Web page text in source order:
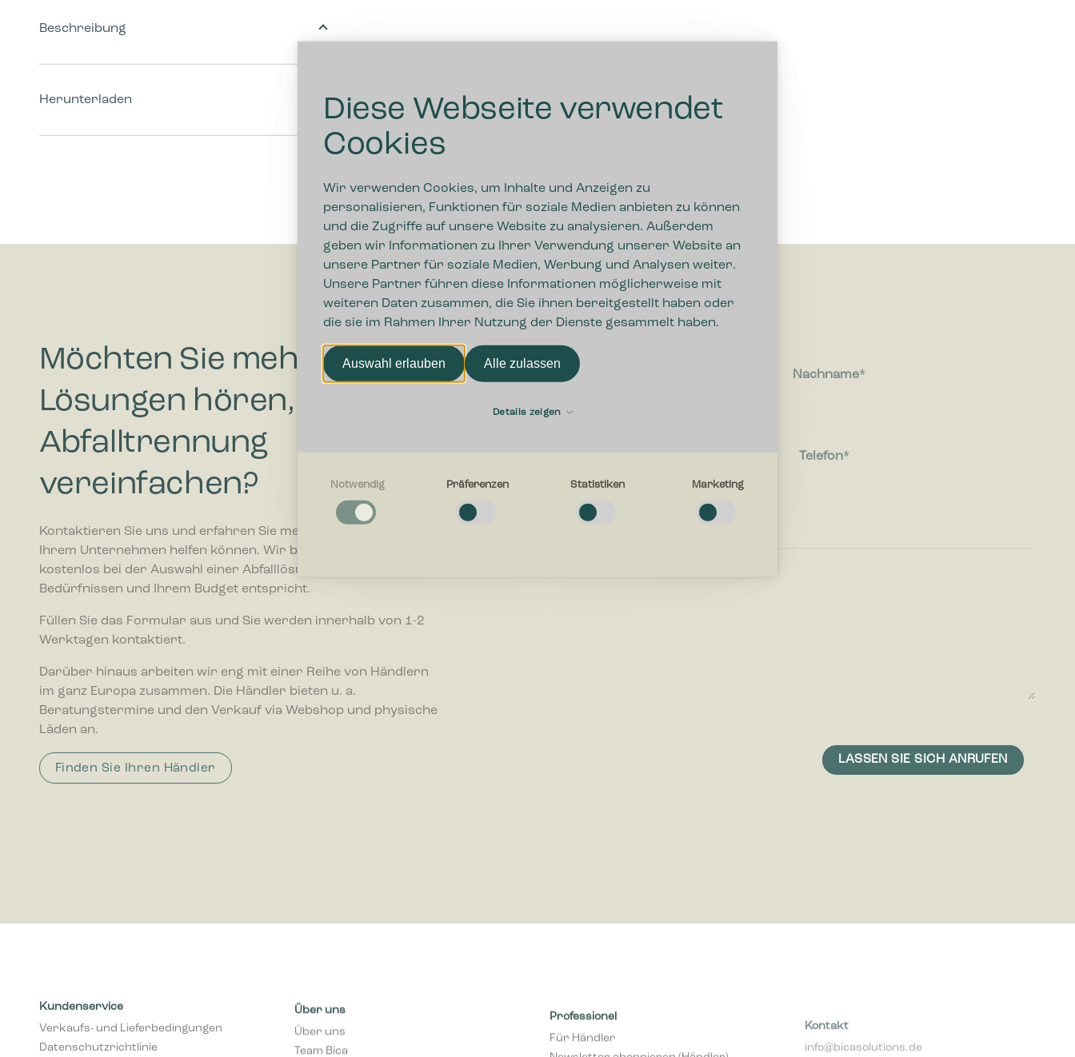
Diese Webseite verwendet
Cookies
Wir verwenden Cookies, um Inhalte und Anzeigen zu
personalisieren, Funktionen für soziale Medien anbieten zu können
und die Zugriffe auf unsere Website zu analysieren. Außerdem
geben wir Informationen zu Ihrer Verwendung unserer Website an
unsere Partner für soziale Medien, Werbung und Analysen weiter.
Unsere Partner führen diese Informationen möglicherweise mit
weiteren Daten zusammen, die Sie ihnen bereitgestellt haben oder
die sie im Rahmen Ihrer Nutzung der Dienste gesammelt haben.
Auswahl erlauben Alle zulassen
Details zeigen
Notwendig
Notwendige Cookies helfen dabei, eine Webseite nutzbar zu machen, indem sie
beeinflussen, wie sich eine Webseite verhält oder aussieht, wie z. B. Ihre bevorzugte Sprache
Statistiken
Statistik-Cookies helfen Webseiten-Besitzern zu verstehen, wie Besucher mit Webseiten
interagieren, indem Informationen anonym gesammelt und gemeldet werden.
Notwendig Präferenzen Statistiken Marketing
Beschreibung
Herunterladen
Möchten Sie mehr zu
Lösungen hören, die die
Abfalltrennung
vereinfachen?
Kontaktieren Sie uns und erfahren Sie mehr darüber, wie wir
Ihrem Unternehmen helfen können. Wir beraten Sie stets
kostenlos bei der Auswahl einer Abfalllösung, die Ihren
Bedürfnissen und Ihrem Budget entspricht.
Füllen Sie das Formular aus und Sie werden innerhalb von 1-2
Werktagen kontaktiert.
Darüber hinaus arbeiten wir eng mit einer Reihe von Händlern
im ganz Europa zusammen. Die Händler bieten u. a.
Beratungstermine und den Verkauf via Webshop und physische
Läden an.
Finden Sie Ihren Händler
Vorname Nachname
Telefon
Kundenservice
Verkaufs- und Lieferbedingungen
Datenschutzrichtlinie
Über uns
Über uns
Team Bica
info@bicasolutions.de
+49 511 93 639 309